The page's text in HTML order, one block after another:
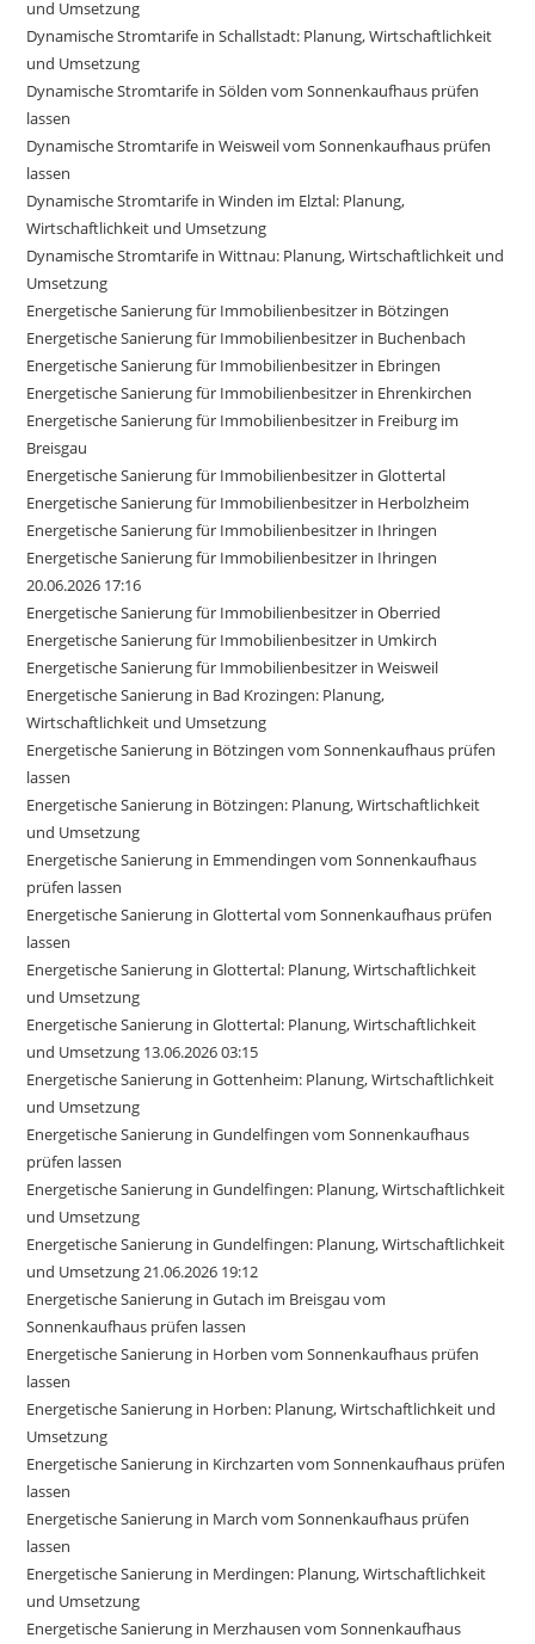
und Umsetzung
Dynamische Stromtarife in Schallstadt: Planung, Wirtschaftlichkeit
und Umsetzung
Dynamische Stromtarife in Sölden vom Sonnenkaufhaus prüfen
lassen
Dynamische Stromtarife in Weisweil vom Sonnenkaufhaus prüfen
lassen
Dynamische Stromtarife in Winden im Elztal: Planung,
Wirtschaftlichkeit und Umsetzung
Dynamische Stromtarife in Wittnau: Planung, Wirtschaftlichkeit und
Umsetzung
Energetische Sanierung für Immobilienbesitzer in Bötzingen
Energetische Sanierung für Immobilienbesitzer in Buchenbach
Energetische Sanierung für Immobilienbesitzer in Ebringen
Energetische Sanierung für Immobilienbesitzer in Ehrenkirchen
Energetische Sanierung für Immobilienbesitzer in Freiburg im
Breisgau
Energetische Sanierung für Immobilienbesitzer in Glottertal
Energetische Sanierung für Immobilienbesitzer in Herbolzheim
Energetische Sanierung für Immobilienbesitzer in Ihringen
Energetische Sanierung für Immobilienbesitzer in Ihringen
20.06.2026 17:16
Energetische Sanierung für Immobilienbesitzer in Oberried
Energetische Sanierung für Immobilienbesitzer in Umkirch
Energetische Sanierung für Immobilienbesitzer in Weisweil
Energetische Sanierung in Bad Krozingen: Planung,
Wirtschaftlichkeit und Umsetzung
Energetische Sanierung in Bötzingen vom Sonnenkaufhaus prüfen
lassen
Energetische Sanierung in Bötzingen: Planung, Wirtschaftlichkeit
und Umsetzung
Energetische Sanierung in Emmendingen vom Sonnenkaufhaus
prüfen lassen
Energetische Sanierung in Glottertal vom Sonnenkaufhaus prüfen
lassen
Energetische Sanierung in Glottertal: Planung, Wirtschaftlichkeit
und Umsetzung
Energetische Sanierung in Glottertal: Planung, Wirtschaftlichkeit
und Umsetzung 13.06.2026 03:15
Energetische Sanierung in Gottenheim: Planung, Wirtschaftlichkeit
und Umsetzung
Energetische Sanierung in Gundelfingen vom Sonnenkaufhaus
prüfen lassen
Energetische Sanierung in Gundelfingen: Planung, Wirtschaftlichkeit
und Umsetzung
Energetische Sanierung in Gundelfingen: Planung, Wirtschaftlichkeit
und Umsetzung 21.06.2026 19:12
Energetische Sanierung in Gutach im Breisgau vom
Sonnenkaufhaus prüfen lassen
Energetische Sanierung in Horben vom Sonnenkaufhaus prüfen
lassen
Energetische Sanierung in Horben: Planung, Wirtschaftlichkeit und
Umsetzung
Energetische Sanierung in Kirchzarten vom Sonnenkaufhaus prüfen
lassen
Energetische Sanierung in March vom Sonnenkaufhaus prüfen
lassen
Energetische Sanierung in Merdingen: Planung, Wirtschaftlichkeit
und Umsetzung
Energetische Sanierung in Merzhausen vom Sonnenkaufhaus